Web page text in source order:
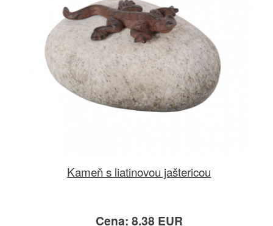
Kameň s liatinovou jaštericou
Cena: 8.38 EUR